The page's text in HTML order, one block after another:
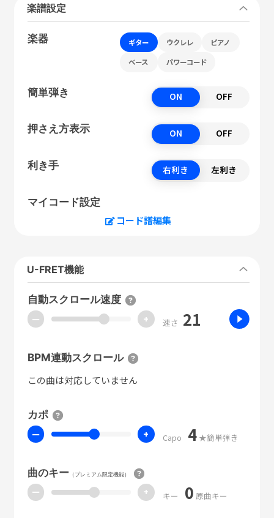
楽譜設定
楽器 ギター ウクレレ ピアノ
ベース パワーコード
簡単弾き ON OFF
押さえ方表示 ON OFF
利き手 右利き 左利き
マイコード設定
コード譜編集
U-FRET機能
自動スクロール速度
ー + 速さ 21
BPM連動スクロール
この曲は対応していません
カポ
ー + Capo 4 ★簡単弾き
曲のキー（プレミアム限定機能）
ー + キー 0 原曲キー